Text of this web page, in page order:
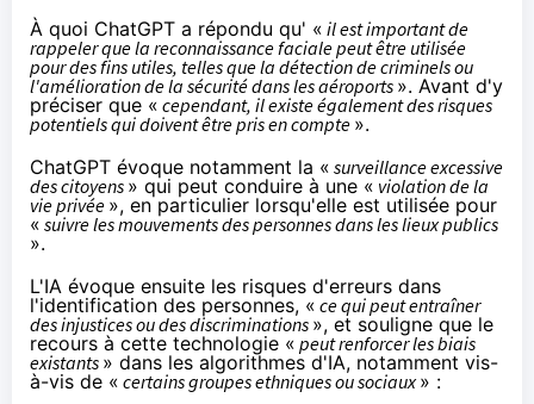
À quoi ChatGPT a répondu qu' « il est important de
rappeler que la reconnaissance faciale peut être utilisée
pour des fins utiles, telles que la détection de criminels ou
l'amélioration de la sécurité dans les aéroports ». Avant d'y
préciser que « cependant, il existe également des risques
potentiels qui doivent être pris en compte ».
ChatGPT évoque notamment la « surveillance excessive
des citoyens » qui peut conduire à une « violation de la
vie privée », en particulier lorsqu'elle est utilisée pour
« suivre les mouvements des personnes dans les lieux publics
».
L'IA évoque ensuite les risques d'erreurs dans
l'identification des personnes, « ce qui peut entraîner
des injustices ou des discriminations », et souligne que le
recours à cette technologie « peut renforcer les biais
existants » dans les algorithmes d'IA, notamment vis-
à-vis de « certains groupes ethniques ou sociaux» :